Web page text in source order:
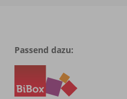
Passend dazu: